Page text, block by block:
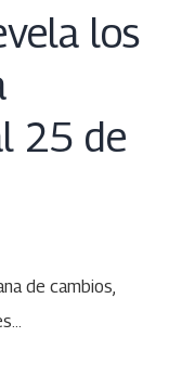
los
25 de
de cambios,